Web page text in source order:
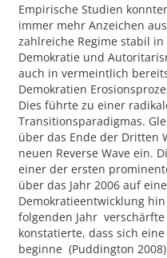
Empirische Studien
immer mehr Anzeichen
zahlreiche Regime stabil
Demokratie und
auch in vermeintlich
Demokratien
Dies führte zu einer
Transitionsparadigmas.
über das Ende der Dritten
neuen Reverse Wave ein.
einer der ersten
über das Jahr 2006 auf
Demokratieentwicklung
folgenden Jahr
konstatierte, dass sich
beginne (Puddington